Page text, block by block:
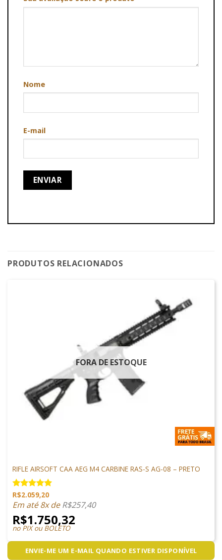
Nome
E-mail
PRODUTOS RELACIONADOS
FORA DE ESTOQUE
RIFLE AIRSOFT CAA AEG M4 CARBINE RAS-S AG-08 – PRETO
Avaliação
5.00 de 5
R$2.059,20
Em até 8x deR$257,40
R$1.750,32
no PIX ou BOLETO
ENVIE-ME UM E-MAIL QUANDO ESTIVER DISPONÍVEL